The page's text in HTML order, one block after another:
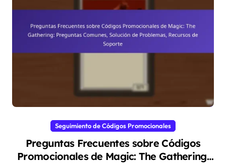
Seguimiento de Códigos Promocionales
Preguntas Frecuentes sobre Códigos
Promocionales de Magic: The Gathering: